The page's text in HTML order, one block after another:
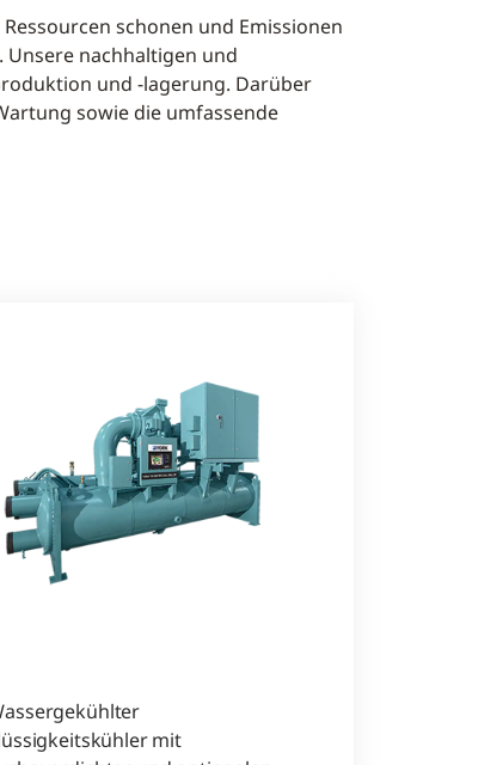
schonen und Emissionen
nachhaltigen und
und -lagerung. Darüber
sowie die umfassende
mit